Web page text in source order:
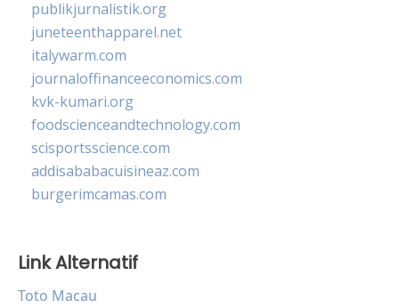
publikjurnalistik.org
juneteenthapparel.net
italywarm.com
journaloffinanceeconomics.com
kvk-kumari.org
foodscienceandtechnology.com
scisportsscience.com
addisababacuisineaz.com
burgerimcamas.com
Link Alternatif
Toto Macau